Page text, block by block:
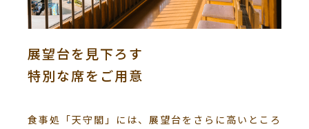
展望台を見下ろす
特別な席をご用意
食事処「天守閣」には、展望台をさらに高いところ